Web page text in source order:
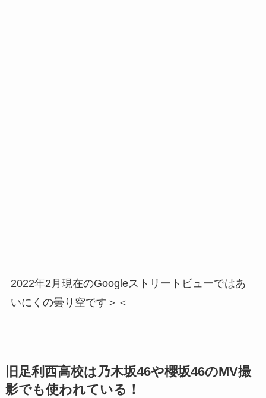
2022年2月現在のGoogleストリートビューではあ
いにくの曇り空です＞＜
旧足利西高校は乃木坂46や櫻坂46のMV撮
影でも使われている！